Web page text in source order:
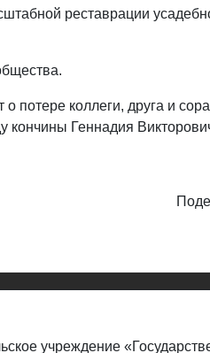
реставрации
потере коллеги, друга и
кончины Геннадия
учреждение